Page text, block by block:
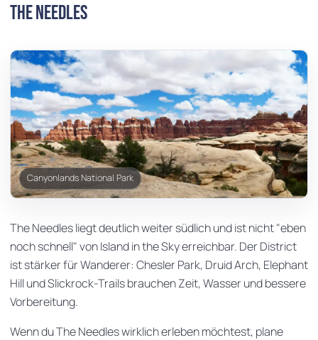
The Needles
Canyonlands National Park
The Needles liegt deutlich weiter südlich und ist nicht "eben
noch schnell" von Island in the Sky erreichbar. Der District
ist stärker für Wanderer: Chesler Park, Druid Arch, Elephant
Hill und Slickrock-Trails brauchen Zeit, Wasser und bessere
Vorbereitung.
Wenn du The Needles wirklich erleben möchtest, plane